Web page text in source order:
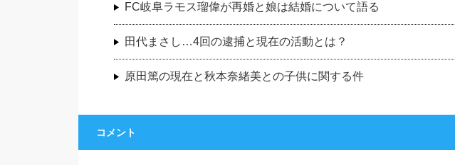
FC岐阜ラモス瑠偉が再婚と娘は結婚について語る
田代まさし…4回の逮捕と現在の活動とは？
原田篤の現在と秋本奈緒美との子供に関する件
コメント